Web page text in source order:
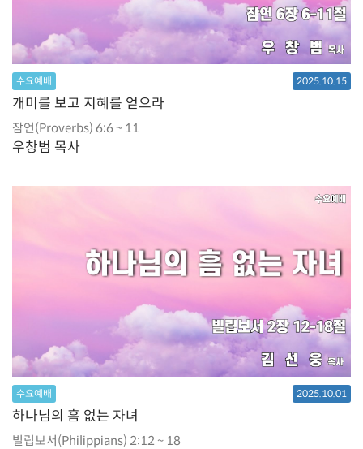
수요예배 2025.10.15
개미를 보고 지혜를 얻으라
잠언(Proverbs) 6:6 ~ 11
우창범 목사
수요예배 2025.10.01
하나님의 흠 없는 자녀
빌립보서(Philippians) 2:12 ~ 18